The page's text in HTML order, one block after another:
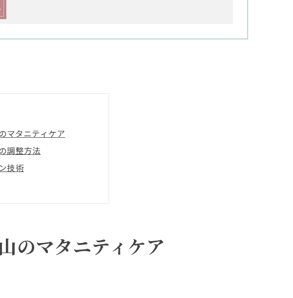
マタニティケア
調整方法
技術
の魅力
果
バランスを整える方法
のマタニティケア